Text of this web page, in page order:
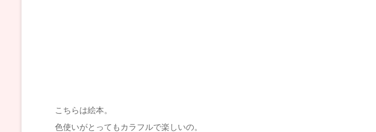
こちらは絵本。
色使いがとってもカラフルで楽しいの。